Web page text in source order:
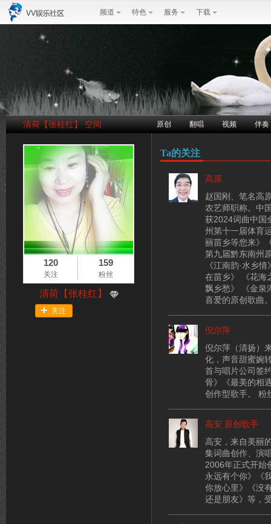
频道 特色 服务 下载
清荷【张桂红】 空间 原创 翻唱 视频 伴奏
120
关注
159
粉丝
清荷【张桂红】
关注
Ta的关注
高原
赵国刚、笔名高
农艺师职称。中
获2024词曲中国
州第十一届体育
丽苗乡等您来》
第九届黔东南州
《江南韵·水乡
在苗乡》 《花海
飘乡愁》 《金泉
喜爱的原创歌曲
倪尔萍
倪尔萍（清扬）
化，声音甜蜜婉
首与唱片公司签
骨》《最美的相
创作型歌手。 粉
高安 原创歌手
高安，来自美丽
集词曲创作、演
2006年正式开始
永远有个你》《
你放心里》《没
还是朋友》等，